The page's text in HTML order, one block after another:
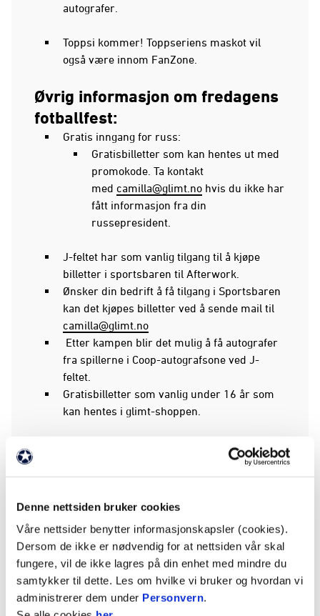
Denne nettsiden bruker cookies
Våre nettsider benytter informasjonskapsler (cookies).
Dersom de ikke er nødvendig for at nettsiden vår skal
fungere, vil de ikke lagres på din enhet med mindre du
samtykker til dette. Les om hvilke vi bruker og hvordan vi
administrerer dem under Personvern.
autografer.
Toppsi kommer! Toppseriens maskot vil
også være innom FanZone.
Øvrig informasjon om fredagens
fotballfest:
Gratis inngang for russ:
Gratisbilletter som kan hentes ut med
promokode. Ta kontakt
med camilla@glimt.no hvis du ikke har
fått informasjon fra din
russepresident.
J-feltet har som vanlig tilgang til å kjøpe
billetter i sportsbaren til Afterwork.
Ønsker din bedrift å få tilgang i Sportsbaren
kan det kjøpes billetter ved å sende mail til
camilla@glimt.no
Etter kampen blir det mulig å få autografer
fra spillerne i Coop-autografsone ved J-
feltet.
Gratisbilletter som vanlig under 16 år som
kan hentes i glimt-shoppen.
Slik så det ut i FanZone i fjor (Bildegalleriet
kommer ikke opp i Glimt-appen, på grunn av en
teknisk feil):
BILDER VISER: 1 AV 12